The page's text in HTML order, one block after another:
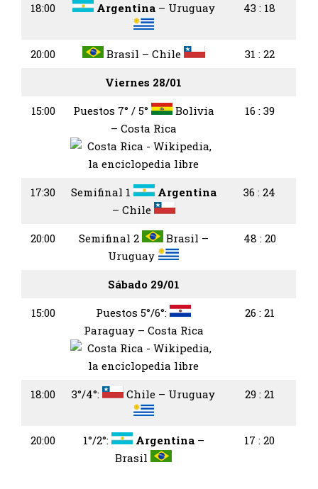
18:00 Argentina– Uruguay 43 : 18
20:00 Brasil – Chile
31 : 22
Viernes 28/01
15:00
Puestos 7° / 5°
Bolivia
– Costa Rica
16 : 39
17:30 Semifinal 1
Argentina
– Chile
36 : 24
20:00 Semifinal 2
Brasil –
Uruguay
48 : 20
Sábado 29/01
15:00
Puestos 5°/6°:
Paraguay – Costa Rica
26 : 21
18:00 3°/4°: Chile – Uruguay 29 : 21
20:00 1°/2°: Argentina–
Brasil
17 : 20